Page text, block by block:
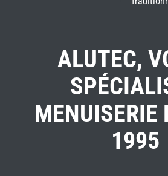
ALUTEC,
MENUISERIE
1995